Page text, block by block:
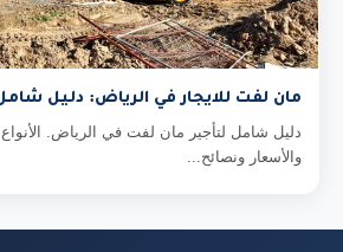
مان لفت للايجار في الرياض: دليل
دليل شامل لتأجير مان لفت في الرياض. الأنواع
والأسعار ونصائح...